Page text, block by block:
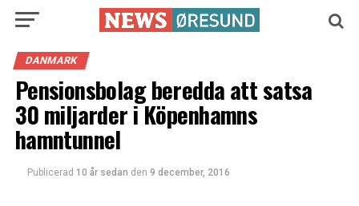
DANMARK
Pensionsbolag beredda att satsa
30 miljarder i Köpenhamns
hamntunnel
Publicerad 10 år sedan den 9 december, 2016